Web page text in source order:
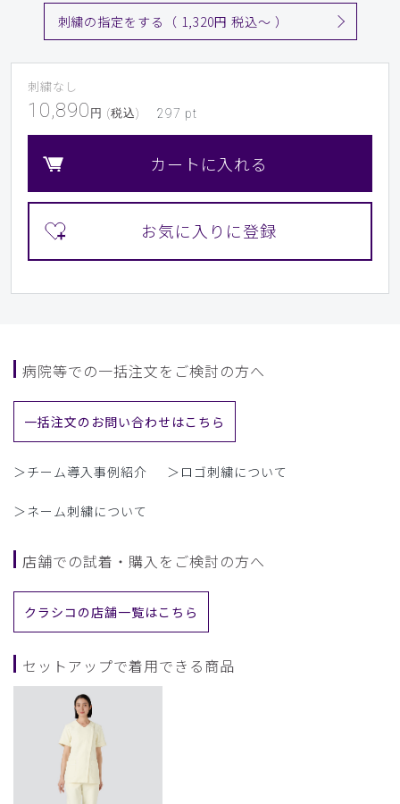
刺繍の指定をする（ 1,320円 税込〜 ）
刺繍なし
10,890 円 (税込) 297 pt
カートに入れる
病院等での一括注文をご検討の方へ
一括注文のお問い合わせはこちら
＞チーム導入事例紹介 ＞ロゴ刺繍について
＞ネーム刺繍について
店舗での試着・購入をご検討の方へ
クラシコの店舗一覧はこちら
セットアップで着用できる商品